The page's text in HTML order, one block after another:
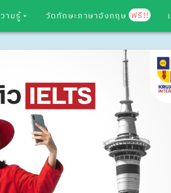
ามรู้ วัดทักษะภาษาอังกฤษ ฟรี!!